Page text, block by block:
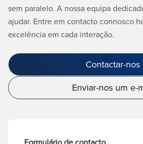
sem paralelo. A nossa equipa
ajudar. Entre em contacto connosco
excelência em cada interação.
Contactar-nos
Enviar-nos um e-